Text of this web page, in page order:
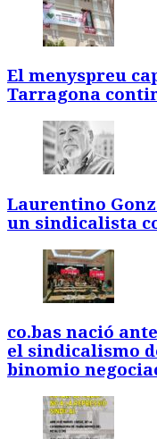
El menyspreu
Tarragona
Laurentino
un sindicalista
co.bas nació
el sindicalismo
binomio